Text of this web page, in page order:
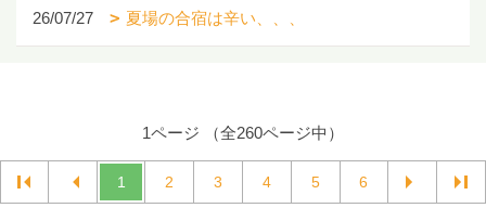
26/07/27 夏場の合宿は辛い、、、
1ページ （全260ページ中）
1 2 3 4 5 6